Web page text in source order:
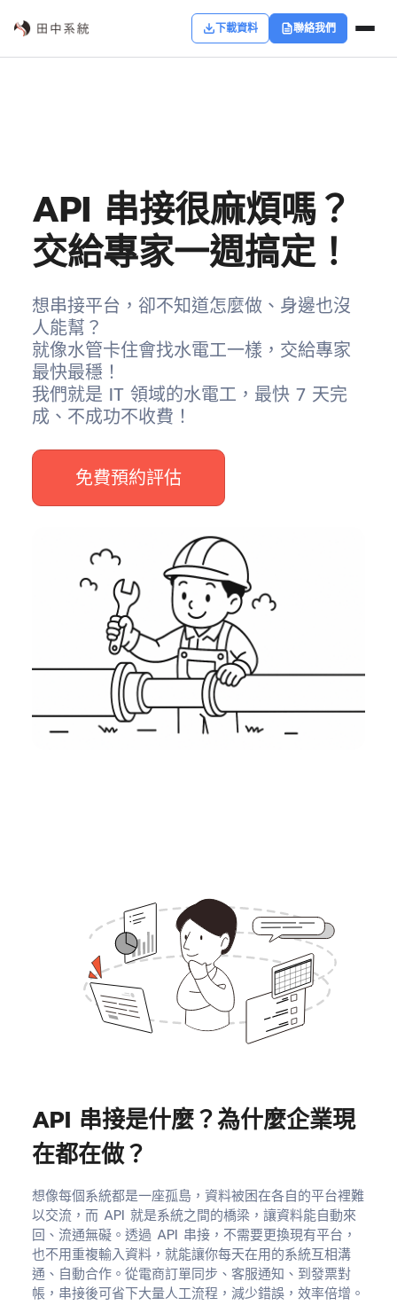
下載資料 聯絡我們
API 串接很麻煩嗎？
交給專家一週搞定！
想串接平台，卻不知道怎麼做、身邊也沒
人能幫？
就像水管卡住會找水電工一樣，交給專家
最快最穩！
我們就是 IT 領域的水電工，最快 7 天完
成、不成功不收費！
免費預約評估
API 串接是什麼？為什麼企業現
在都在做？
想像每個系統都是一座孤島，資料被困在各自的平台裡難
以交流，而 API 就是系統之間的橋梁，讓資料能自動來
回、流通無礙。透過 API 串接，不需要更換現有平台，
也不用重複輸入資料，就能讓你每天在用的系統互相溝
通、自動合作。從電商訂單同步、客服通知、到發票對
帳，串接後可省下大量人工流程，減少錯誤，效率倍增。